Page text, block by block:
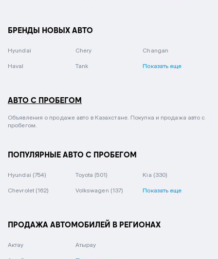
БРЕНДЫ НОВЫХ АВТО
Hyundai Chery Changan
Haval Tank Показать еще
АВТО С ПРОБЕГОМ
Объявления о продаже авто в Казахстане. Покупка и продажа авто с
пробегом.
ПОПУЛЯРНЫЕ АВТО С ПРОБЕГОМ
Hyundai (754) Toyota (501) Kia (330)
Chevrolet (162) Volkswagen (137) Показать еще
ПРОДАЖА АВТОМОБИЛЕЙ В РЕГИОНАХ
Актау Атырау